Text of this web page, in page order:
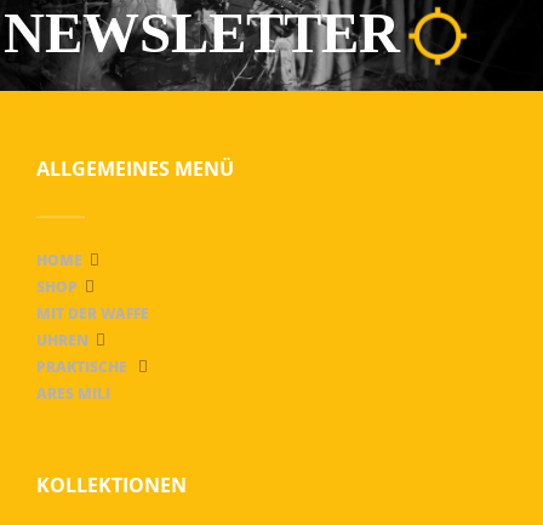
NEWSLETTER
ALLGEMEINES MENÜ
HOME
SHOP
MIT DER WAFFE
UHREN
PRAKTISCHE
ARES MILI
KOLLEKTIONEN